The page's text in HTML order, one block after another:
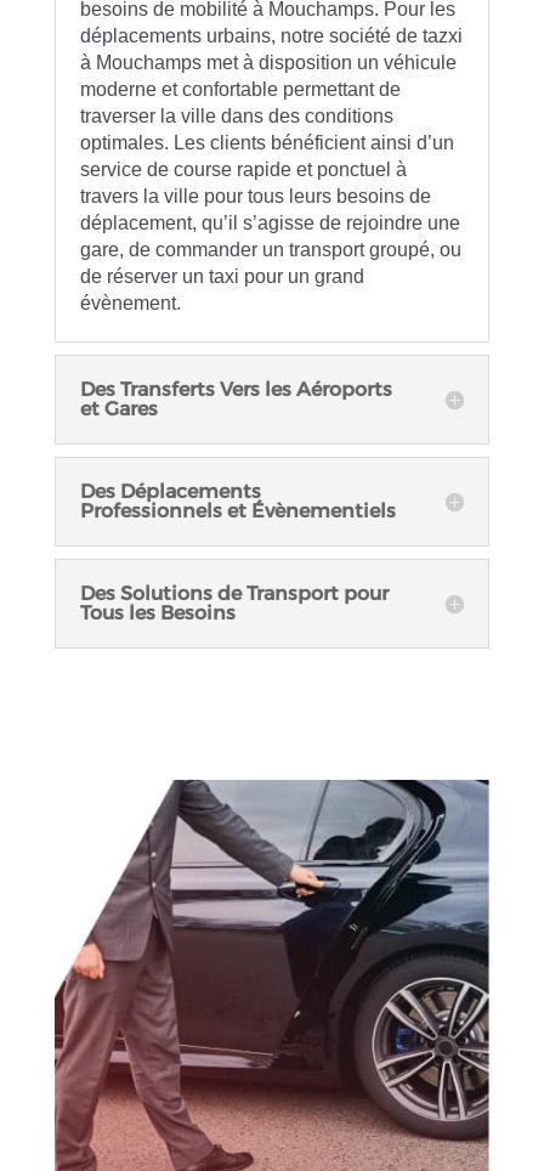
besoins de mobilité à Mouchamps. Pour les
déplacements urbains, notre société de tazxi
à Mouchamps met à disposition un véhicule
moderne et confortable permettant de
traverser la ville dans des conditions
optimales. Les clients bénéficient ainsi d’un
service de course rapide et ponctuel à
travers la ville pour tous leurs besoins de
déplacement, qu’il s’agisse de rejoindre une
gare, de commander un transport groupé, ou
de réserver un taxi pour un grand
évènement.
Des Transferts Vers les Aéroports
et Gares
Des Déplacements
Professionnels et Évènementiels
Des Solutions de Transport pour
Tous les Besoins